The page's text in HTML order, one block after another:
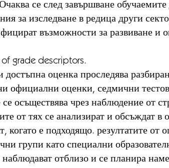
се след завършване
за изследване в редица други
възможности за развиване и
grade descriptors.
достъпна оценка проследява
официални оценки, седмични
осъществява чрез наблюдение от
от тях се анализират и обсъждат
когато е подходящо. резултатите от
групи като специални
отблизо и се планира